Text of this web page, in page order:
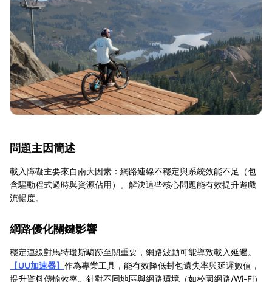
問題主因簡述
載入障礙主要來自兩大因素：網路連線不穩定與系統效能不足（包
含驅動程式過時與資源佔用）。解決這些核心問題能有效提升遊戲
流暢度。
網路優化關鍵影響
穩定連線對馬特瓊斯騎跡至關重要，網路波動可能導致載入延遲。
【UU加速器】 作為專業工具，能有效降低封包遺失率與延遲數值，
提升資料傳輸效率。針對不同地區與網路環境（如校園網路/Wi-Fi）